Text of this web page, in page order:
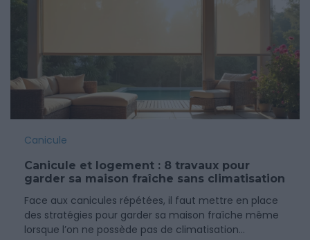
Canicule
Canicule et logement : 8 travaux pour
garder sa maison fraîche sans climatisation
Face aux canicules répétées, il faut mettre en place
des stratégies pour garder sa maison fraîche même
lorsque l’on ne possède pas de climatisation...